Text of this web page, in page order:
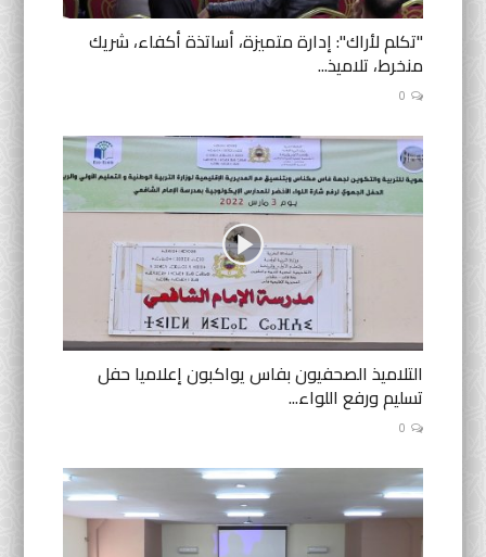
"تكلم لأراك": إدارة متميزة، أساتذة أكفاء، شريك
منخرط، تلاميذ...
0
التلاميذ الصحفيون بفاس يواكبون إعلاميا حفل
تسليم ورفع اللواء...
0